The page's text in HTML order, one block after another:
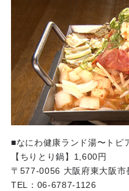
■なにわ健康ランド湯〜トピ
【ちりとり鍋】1,600円
〒577-0056 大阪府東大阪
TEL：06-6787-1126